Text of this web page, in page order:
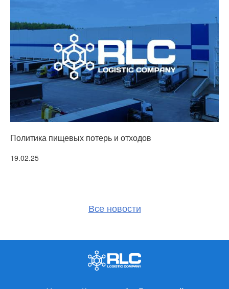
Подробнее
Политика пищевых потерь и отходов
19.02.25
Все новости